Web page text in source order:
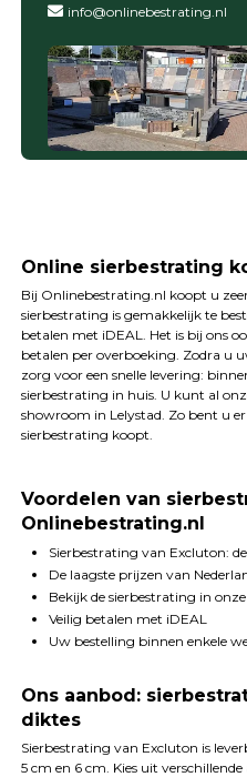
info@onlinebestrating.nl
Online sierbestrating
Bij Onlinebestrating.nl koopt u
sierbestrating is gemakkelijk te
betalen met iDEAL. Het is bij ons
betalen per overboeking. Zodra u
zorg voor een snelle levering:
sierbestrating in huis. U kunt al
showroom in Lelystad. Zo bent u
sierbestrating koopt.
Voordelen van
Onlinebestrating.nl
Sierbestrating van Excluton:
De laagste prijzen van
Bekijk de sierbestrating in
Veilig betalen met iDEAL
Uw bestelling binnen enkele
Ons aanbod:
diktes
Sierbestrating van Excluton is
5 cm en 6 cm. Kies uit